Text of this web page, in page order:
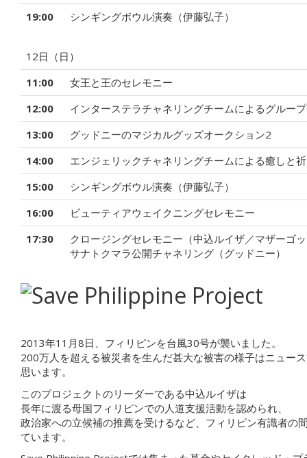
19:00
シンギングボウル演奏（伊藤弘子）
12日（日）
11:00
女王と王のセレモニー
12:00
インターステラチャネリングチームによるグルー
13:00
グッドニーのマジカルグッズオークション2
14:00
エンジェリックチャネリングチームによる癒しと
15:00
シンギングボウル演奏（伊藤弘子）
16:00
ビューティアウェイクニングセレモニー
17:30
クロージングセレモニー（中込ルイザ／マザーゴ
サナトクマラ公開チャネリング（グッドニー）
2013年11月8日、フィリピンを台風30号が襲いました。
200万人を超える被災者を生んだ甚大な被害の様子はニュー
思います。
このプロジェクトのリーダーである中込ルイザは
長年に渡る母国フィリピンでの人道支援活動を認められ、
政治家への立候補の推薦を受けるなど、フィリピン有識者の
ています。